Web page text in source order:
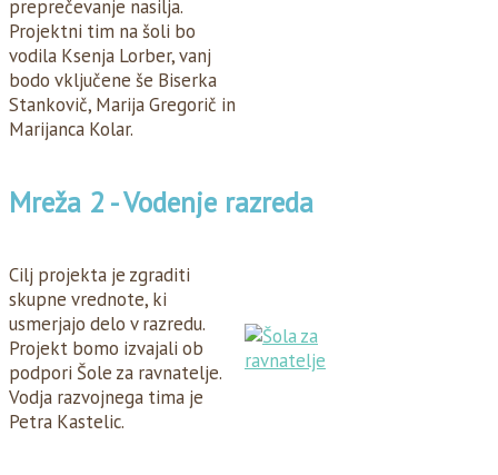
preprečevanje nasilja.
Projektni tim na šoli bo
vodila Ksenja Lorber, vanj
bodo vključene še Biserka
Stankovič, Marija Gregorič in
Marijanca Kolar.
Mreža 2 - Vodenje razreda
Cilj projekta je zgraditi
skupne vrednote, ki
usmerjajo delo v razredu.
Projekt bomo izvajali ob
podpori Šole za ravnatelje.
Vodja razvojnega tima je
Petra Kastelic.